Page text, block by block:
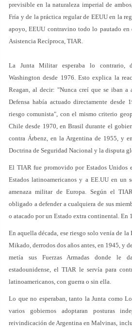
previsible en la naturaleza imperial de
Fría y de la práctica regular de EEUU en la
apoyo, EEUU contravino todo lo pautado en
Asistencia Recíproca, TIAR.
La Junta Militar esperaba lo contrario,
Washington desde 1976. Esto explica la
Reagan, al decir: "Nunca creí que se iban a
Defensa había actuado directamente desde
riesgo comunista", con el mismo criterio
Chile desde 1970, en Brasil durante el
contra Árbenz, en la Argentina de 1955, y
Doctrina de Seguridad Nacional y la disputa
El TIAR fue promovido por Estados Unidos
Estados latinoamericanos y a EE.UU en un
amenaza militar de Europa. Según el
obligado a defender a cualquiera de sus
o atacado por un Estado extra continental. En
En aquella década, ese riesgo solo venía de la
Mikado, derrodos dos años antes, en 1945, y
metía sus Fuerzas Armadas donde le
estadounidense, el TIAR le servía para
latinoamericanos, con guerra o sin ella.
Lo que no esperaban, tanto la Junta como
varios gobiernos adoptaran posturas
reivindicación de Argentina en Malvinas,